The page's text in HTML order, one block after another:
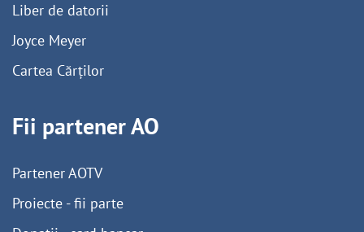
Liber de datorii
Joyce Meyer
Cartea Cărților
Fii partener AO
Partener AOTV
Proiecte - fii parte